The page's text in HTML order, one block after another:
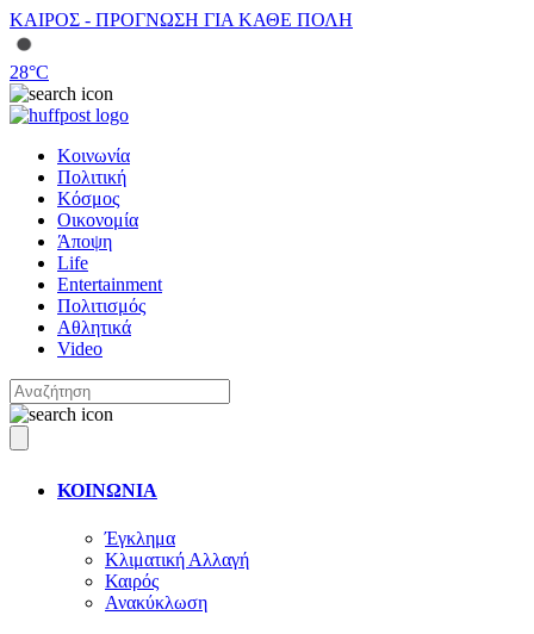
ΚΑΙΡΟΣ - ΠΡΟΓΝΩΣΗ ΓΙΑ ΚΑΘΕ ΠΟΛΗ
28°C
Κοινωνία
Πολιτική
Κόσμος
Οικονομία
Άποψη
Life
Entertainment
Πολιτισμός
Αθλητικά
Video
ΚΟΙΝΩΝΙΑ
Έγκλημα
Κλιματική Αλλαγή
Καιρός
Ανακύκλωση